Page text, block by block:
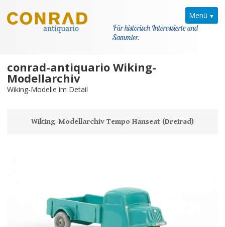
Für historisch Interessierte und
Sammler.
Home
News
Modellarchiv
Menü
conrad-antiquario Wiking-
Modellarchiv
Wiking-Modelle im Detail
Wiking-Modellarchiv Tempo Hanseat (Dreirad)